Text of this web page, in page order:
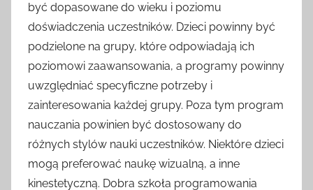
być dopasowane do wieku i poziomu
doświadczenia uczestników. Dzieci powinny być
podzielone na grupy, które odpowiadają ich
poziomowi zaawansowania, a programy powinny
uwzględniać specyficzne potrzeby i
zainteresowania każdej grupy. Poza tym program
nauczania powinien być dostosowany do
różnych stylów nauki uczestników. Niektóre dzieci
mogą preferować naukę wizualną, a inne
kinestetyczną. Dobra szkoła programowania